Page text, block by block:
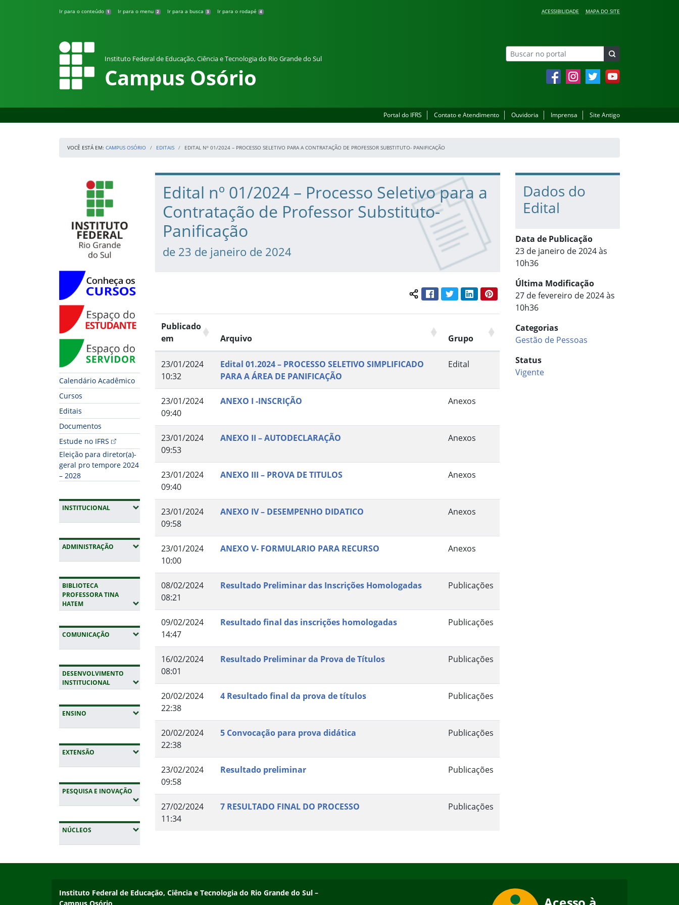
Ir para o conteúdo 1 Ir para o menu 2 Ir para a busca 3 Ir para o rodapé 4 ACESSIBILIDADE MAPA DO SITE
Instituto Federal de Educação, Ciência e Tecnologia do Rio Grande do Sul
Campus Osório FacebookInstagramTwitter YouTube
Portal do IFRS Contato e Atendimento Ouvidoria Imprensa Site Antigo
VOCÊ ESTÁ EM: CAMPUS OSÓRIO EDITAIS EDITAL Nº 01/2024 – PROCESSO SELETIVO PARA A CONTRATAÇÃO DE PROFESSOR SUBSTITUTO- PANIFICAÇÃO
Início da navegação
Conheça os Cursos
Espaço do Estudante
Espaço do Servidor
Calendário Acadêmico
Cursos
Editais
Documentos
Estude no IFRS
Eleição para diretor(a)-
geral pro tempore 2024
– 2028
INSTITUCIONAL(EXPANDIR SUBMENUS)
ADMINISTRAÇÃO (EXPANDIR SUBMENUS)
BIBLIOTECA
PROFESSORA TINA
HATEM(EXPANDIR SUBMENUS)
COMUNICAÇÃO (EXPANDIR SUBMENUS)
DESENVOLVIMENTO
INSTITUCIONAL(EXPANDIR SUBMENUS)
ENSINO (EXPANDIR SUBMENUS)
EXTENSÃO (EXPANDIR SUBMENUS)
PESQUISA E INOVAÇÃO
NÚCLEOS (EXPANDIR SUBMENUS)
Início do conteúdo
Edital nº 01/2024 – Processo Seletivo para a
Contratação de Professor Substituto-
Panificação
de 23 de janeiro de 2024
Compartilhar conteúdo:
FacebookTwitterLinkedInPinterest
Publicado
em
Arquivo Grupo
23/01/2024
10:32
Edital 01.2024 – PROCESSO SELETIVO SIMPLIFICADO
PARA A ÁREA DE PANIFICAÇÃO
Edital
23/01/2024
09:40
ANEXO I -INSCRIÇÃO Anexos
23/01/2024
09:53
ANEXO II – AUTODECLARAÇÃO Anexos
23/01/2024
09:40
ANEXO III – PROVA DE TITULOS Anexos
23/01/2024
09:58
ANEXO IV – DESEMPENHO DIDATICO Anexos
23/01/2024
10:00
ANEXO V- FORMULARIO PARA RECURSO Anexos
08/02/2024
08:21
Resultado Preliminar das Inscrições Homologadas Publicações
09/02/2024
14:47
Resultado final das inscrições homologadas Publicações
16/02/2024
08:01
Resultado Preliminar da Prova de Títulos Publicações
20/02/2024
22:38
4 Resultado final da prova de títulos Publicações
20/02/2024
22:38
5 Convocação para prova didática Publicações
23/02/2024
09:58
Resultado preliminar Publicações
27/02/2024
11:34
7 RESULTADO FINAL DO PROCESSO Publicações
Dados do
Edital
Data de Publicação
23 de janeiro de 2024 às
10h36
Última Modificação
27 de fevereiro de 2024 às
10h36
Categorias
Gestão de Pessoas
Status
Vigente
Instituto Federal de Educação, Ciência e Tecnologia do Rio Grande do Sul – Campus Osório
Instituto Federal de Educação, Ciência e Tecnologia do Rio Grande do Sul –